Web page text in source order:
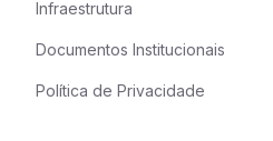
Infraestrutura
Documentos Institucionais
Política de Privacidade